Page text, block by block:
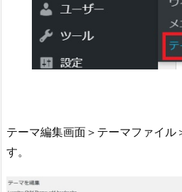
テーマ編集画面＞テーマファイル
す。